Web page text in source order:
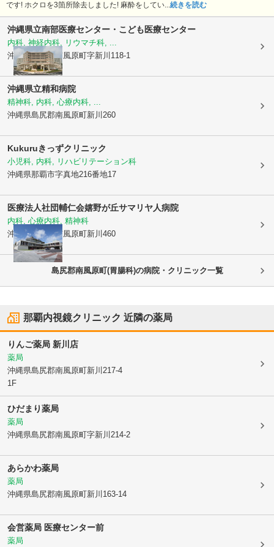
です! ホクロを3箇所除去しました! 麻酔をしてい... 続きを読む
沖縄県立南部医療センター・こども医療センター
内科, 神経内科, リウマチ科, ...
沖縄県島尻郡南風原町字新川118-1
沖縄県立精和病院
精神科, 内科, 心療内科, ...
沖縄県島尻郡南風原町新川260
Kukuruきっずクリニック
小児科, 内科, リハビリテーション科
沖縄県那覇市字真地216番地17
医療法人社団輔仁会嬉野が丘サマリヤ人病院
内科, 心療内科, 精神科
沖縄県島尻郡南風原町新川460
島尻郡南風原町(胃腸科)の病院・クリニック一覧
那覇内視鏡クリニック 近隣の薬局
りんご薬局 新川店
薬局
沖縄県島尻郡南風原町新川217-4
1F
ひだまり薬局
薬局
沖縄県島尻郡南風原町字新川214-2
あらかわ薬局
薬局
沖縄県島尻郡南風原町新川163-14
会営薬局 医療センター前
薬局